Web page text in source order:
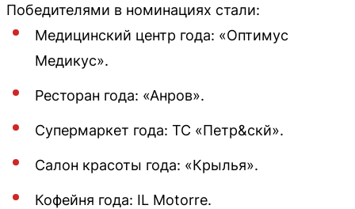
Победителями в номинациях стали:
Медицинский центр года: «Оптимус
Медикус».
Ресторан года: «Анров».
Супермаркет года: ТС «Петр&скй».
Салон красоты года: «Крылья».
Кофейня года: IL Motorre.